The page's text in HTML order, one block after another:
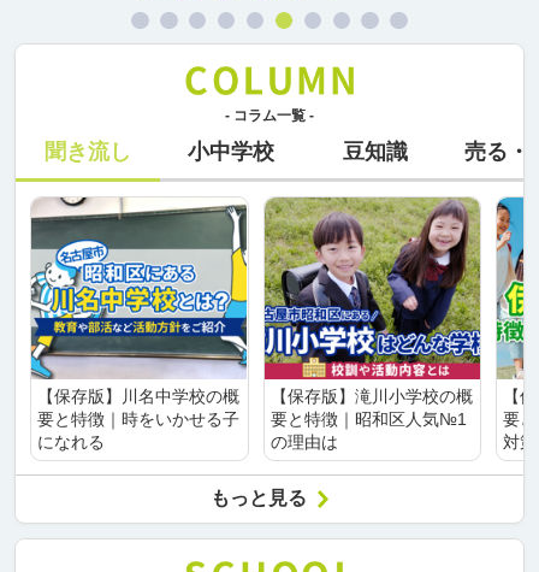
- コラム一覧 -
聞き流し 小中学校 豆知識 売る・
【保存版】川名中学校の概
要と特徴｜時をいかせる子
になれる
【保存版】滝川小学校の概
要と特徴｜昭和区人気№1
の理由は
【
要
対
もっと見る